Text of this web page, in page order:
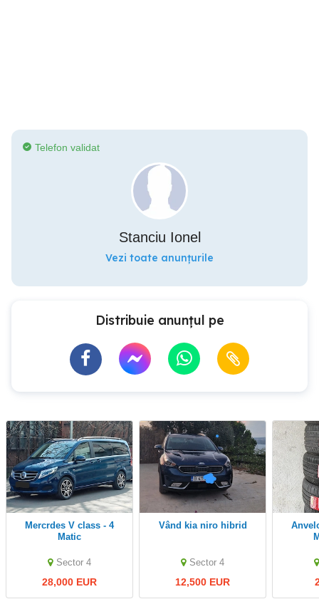
Telefon validat
Stanciu Ionel
Vezi toate anunțurile
Distribuie anunțul pe
Mercrdes V class - 4
Matic
Sector 4
28,000 EUR
Vând kia niro hibrid
Sector 4
12,500 EUR
Anvelope AllSeason